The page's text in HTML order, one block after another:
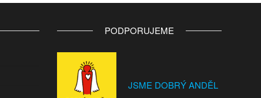
PODPORUJEME
JSME DOBRÝ ANDĚL